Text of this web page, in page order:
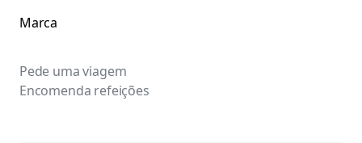
Marca
Pede uma viagem
Encomenda refeições